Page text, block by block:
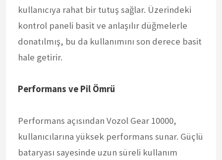
kullanıcıya rahat bir tutuş sağlar. Üzerindeki
kontrol paneli basit ve anlaşılır düğmelerle
donatılmış, bu da kullanımını son derece basit
hale getirir.
Performans ve Pil Ömrü
Performans açısından Vozol Gear 10000,
kullanıcılarına yüksek performans sunar. Güçlü
bataryası sayesinde uzun süreli kullanım